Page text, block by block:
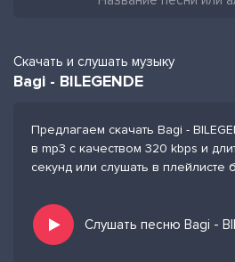
Скачать и слушать музыку
Bagi - BILEGENDE
Предлагаем скачать Bagi -
в mp3 с качеством 320 kbps и
секунд или слушать в плейлисте